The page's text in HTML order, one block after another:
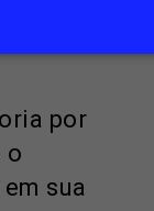
DE
por
o
sua